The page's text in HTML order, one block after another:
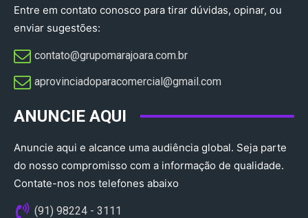
Entre em contato conosco para tirar dúvidas, opinar, ou
enviar sugestões:
contato@grupomarajoara.com.br
aprovinciadoparacomercial@gmail.com​
ANUNCIE AQUI
Anuncie aqui e alcance uma audiência global. Seja parte
do nosso compromisso com a informação de qualidade.
Contate-nos nos telefones abaixo
(91) 98224 - 3111